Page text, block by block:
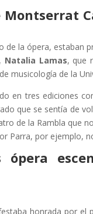
de la ópera, estaban
Natalia Lamas, que
musicología de la
en tres ediciones
que se sentía de
de la Rambla que
Parra, por ejemplo,
ópera
honrada por